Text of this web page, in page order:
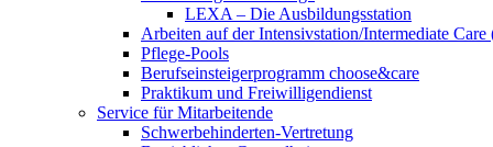
LEXA – Die Ausbildungsstation
Arbeiten auf der Intensivstation/Intermediate
Pflege-Pools
Berufseinsteigerprogramm choose&care
Praktikum und Freiwilligendienst
Service für Mitarbeitende
Schwerbehinderten-Vertretung